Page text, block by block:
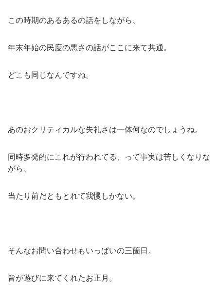
この時期のあるあるの話をしながら、
年末年始の民度の悪さの話がここに来て共通。
どこも同じなんですね。
あのおクリティカルな失礼さは一体何なのでしょうね。
同時多発的にこれが行われてる、って事実は苦しくなりな
がら、
当たり前だともとれて我慢しかない。
そんなお問い合わせもいっぱいの三箇日。
皆が遊びに来てくれたお正月。